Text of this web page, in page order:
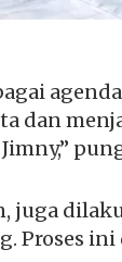
dan
juga
Proses